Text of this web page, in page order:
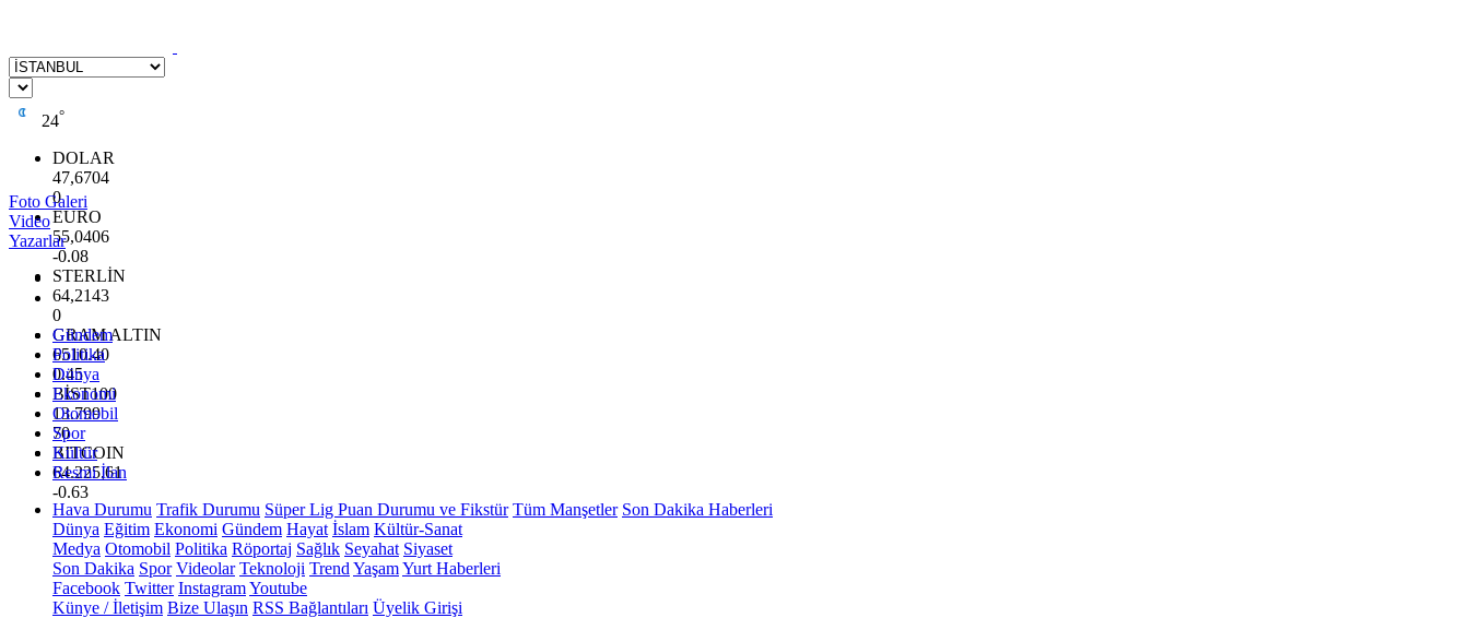
24°
DOLAR
47,6704
0
EURO
55,0406
-0.08
STERLİN
64,2143
0
GRAM ALTIN
6510.40
0.45
BİST100
13.799
70
BITCOIN
64.225,61
-0.63
Foto Galeri
Video
Yazarlar
Gündem
Politika
Dünya
Ekonomi
Otomobil
Spor
Kültür
Resmi İlan
Hava Durumu Trafik Durumu Süper Lig Puan Durumu ve Fikstür Tüm Manşetler Son Dakika Haberleri
Dünya Eğitim Ekonomi Gündem Hayat İslam Kültür-Sanat
Medya Otomobil Politika Röportaj Sağlık Seyahat Siyaset
Son Dakika Spor Videolar Teknoloji Trend YaşamYurt Haberleri
Facebook Twitter InstagramYoutube
Künye / İletişim Bize Ulaşın RSS Bağlantıları Üyelik Girişi